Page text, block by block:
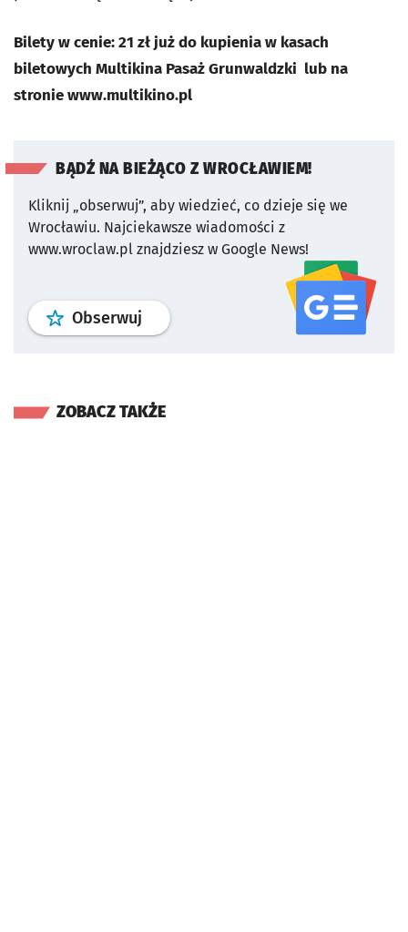
Bilety w cenie: 21 zł już do kupienia w kasach
biletowych Multikina Pasaż Grunwaldzki lub na
stronie www.multikino.pl
BĄDŹ NA BIEŻĄCO Z WROCŁAWIEM!
Kliknij „obserwuj”, aby wiedzieć, co dzieje się we
Wrocławiu. Najciekawsze wiadomości z
www.wroclaw.pl znajdziesz w Google News!
Obserwuj profil serwisu
ZOBACZ TAKŻE